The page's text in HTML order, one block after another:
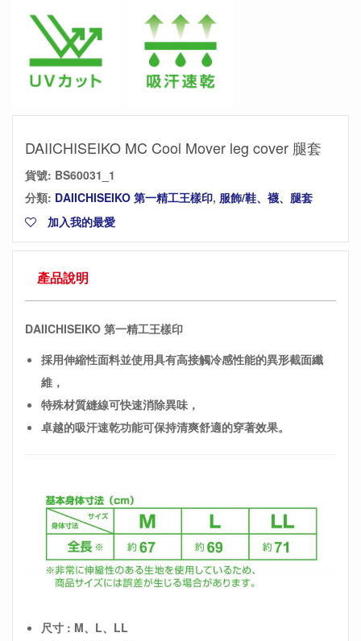
DAIICHISEIKO MC Cool Mover leg cover 腿套
貨號: BS60031_1
分類: DAIICHISEIKO 第一精工王樣印, 服飾/鞋、襪、腿套
加入我的最愛
產品說明
DAIICHISEIKO 第一精工王樣印
採用伸縮性面料並使用具有高接觸冷感性能的異形截面纖
維，
特殊材質縫線可快速消除異味，
卓越的吸汗速乾功能可保持清爽舒適的穿著效果。
尺寸 : M、L、LL